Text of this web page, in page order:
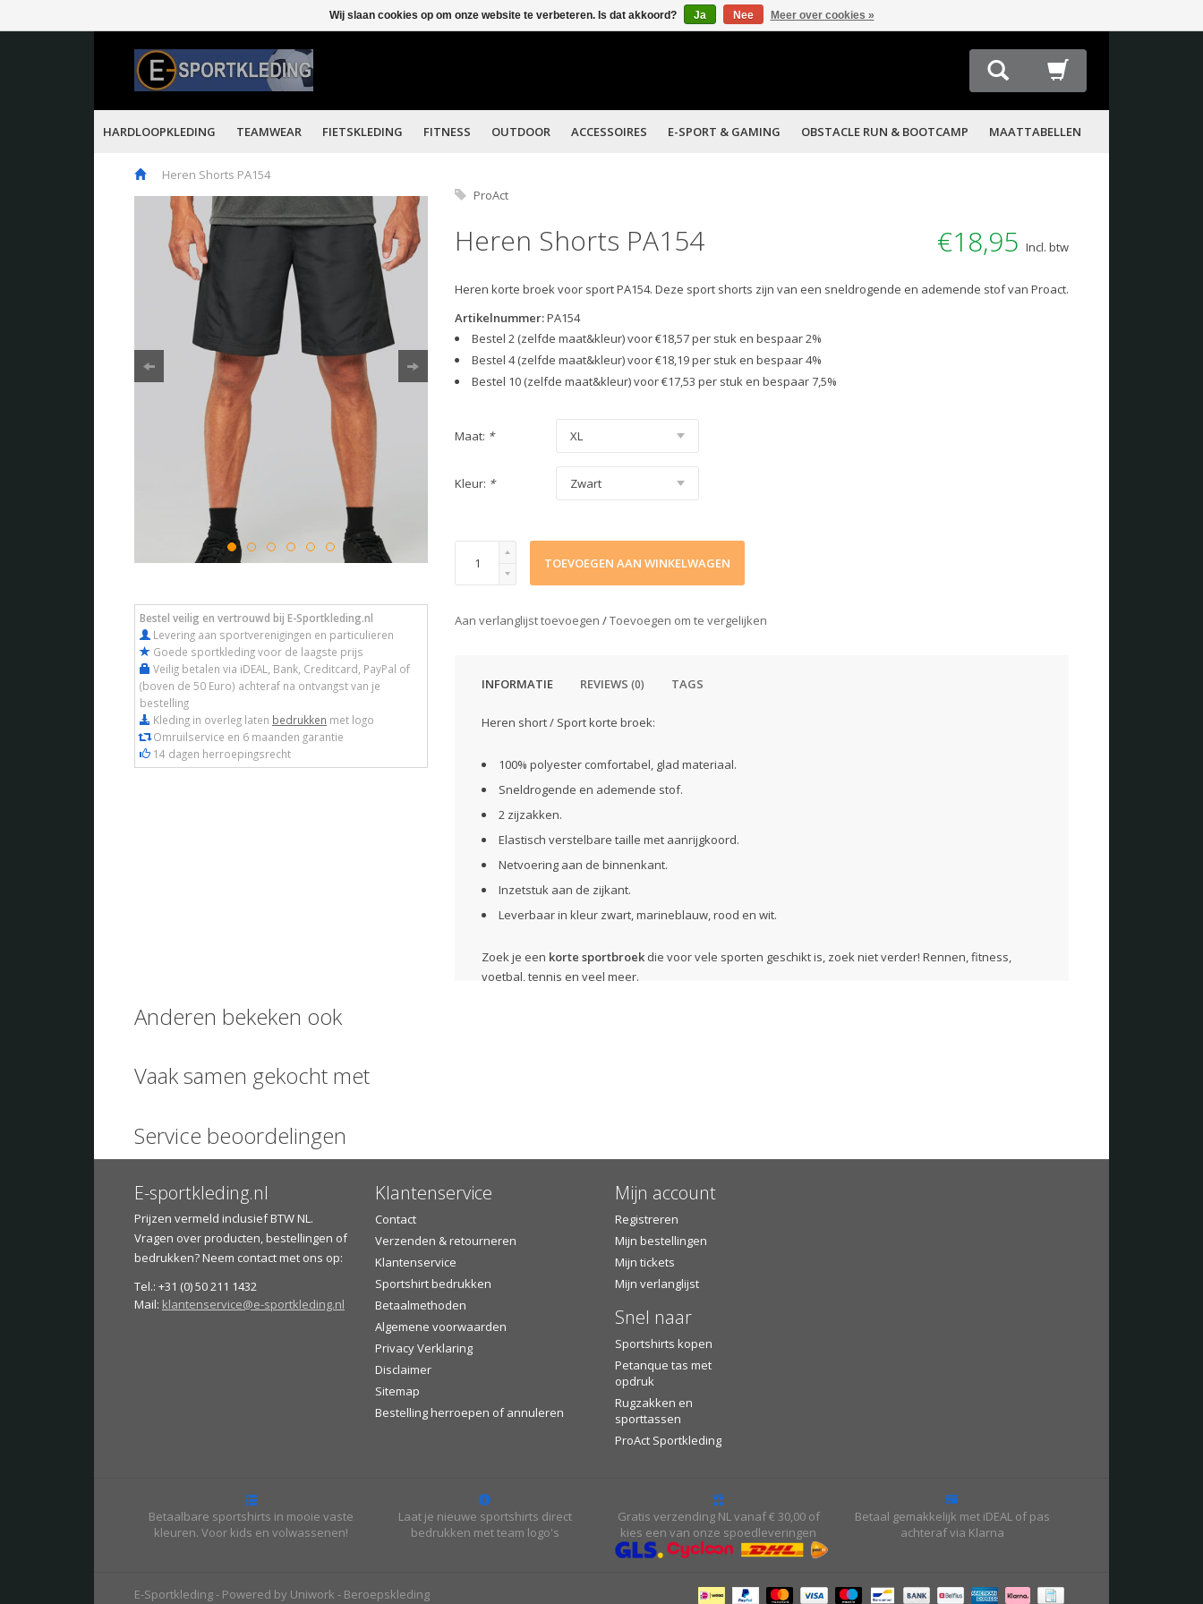
HARDLOOPKLEDING TEAMWEAR FIETSKLEDING FITNESS OUTDOOR ACCESSOIRES E-SPORT & GAMING OBSTACLE RUN & BOOTCAMP MAATTABELLEN
Heren Shorts PA154
Bestel veilig en vertrouwd bij E-Sportkleding.nl
Levering aan sportverenigingen en particulieren
Goede sportkleding voor de laagste prijs
Veilig betalen via iDEAL, Bank, Creditcard, PayPal of
(boven de 50 Euro) achteraf na ontvangst van je
bestelling
Kleding in overleg laten bedrukken met logo
Omruilservice en 6 maanden garantie
14 dagen herroepingsrecht
ProAct
Heren Shorts PA154 €18,95 Incl. btw
Heren korte broek voor sport PA154. Deze sport shorts zijn van een sneldrogende en ademende stof van Proact.
Artikelnummer:PA154
Bestel 2 (zelfde maat&kleur) voor €18,57 per stuk en bespaar 2%
Bestel 4 (zelfde maat&kleur) voor €18,19 per stuk en bespaar 4%
Bestel 10 (zelfde maat&kleur) voor €17,53 per stuk en bespaar 7,5%
Maat: *
Kleur: *
TOEVOEGEN AAN WINKELWAGEN
Aan verlanglijst toevoegen /Toevoegen om te vergelijken
INFORMATIE REVIEWS (0) TAGS
Heren short / Sport korte broek:
100% polyester comfortabel, glad materiaal.
Sneldrogende en ademende stof.
2 zijzakken.
Elastisch verstelbare taille met aanrijgkoord.
Netvoering aan de binnenkant.
Inzetstuk aan de zijkant.
Leverbaar in kleur zwart, marineblauw, rood en wit.
Zoek je een korte sportbroek die voor vele sporten geschikt is, zoek niet verder! Rennen, fitness,
voetbal, tennis en veel meer.
Anderen bekeken ook
Vaak samen gekocht met
Service beoordelingen
E-sportkleding.nl
Prijzen vermeld inclusief BTW NL.
Vragen over producten, bestellingen of
bedrukken? Neem contact met ons op:
Tel.: +31 (0) 50 211 1432
Mail: klantenservice@e-sportkleding.nl
Klantenservice
Contact
Verzenden & retourneren
Klantenservice
Sportshirt bedrukken
Betaalmethoden
Algemene voorwaarden
Privacy Verklaring
Disclaimer
Sitemap
Bestelling herroepen of annuleren
Mijn account
Registreren
Mijn bestellingen
Mijn tickets
Mijn verlanglijst
Snel naar
Sportshirts kopen
Petanque tas met
opdruk
Rugzakken en
sporttassen
ProAct Sportkleding
Betaalbare sportshirts in mooie vaste
kleuren. Voor kids en volwassenen!
Laat je nieuwe sportshirts direct
bedrukken met team logo's
Gratis verzending NL vanaf € 30,00 of
kies een van onze spoedleveringen
Betaal gemakkelijk met iDEAL of pas
achteraf via Klarna
E-Sportkleding - Powered by Uniwork - Beroepskleding
Wij slaan cookies op om onze website te verbeteren. Is dat akkoord? Ja Nee Meer over cookies »